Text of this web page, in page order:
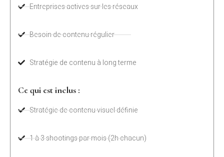
Entreprises actives sur les réseaux
Besoin de contenu régulier
Stratégie de contenu à long terme
Ce qui est inclus :
Stratégie de contenu visuel définie
1 à 3 shootings par mois (2h chacun)